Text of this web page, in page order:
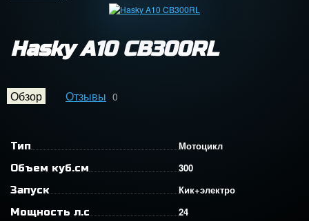
Hasky A10 CB300RL
Обзор Отзывы 0
Тип Мотоцикл
Объем куб.см 300
Запуск Кик+электро
Мощность л.с 24